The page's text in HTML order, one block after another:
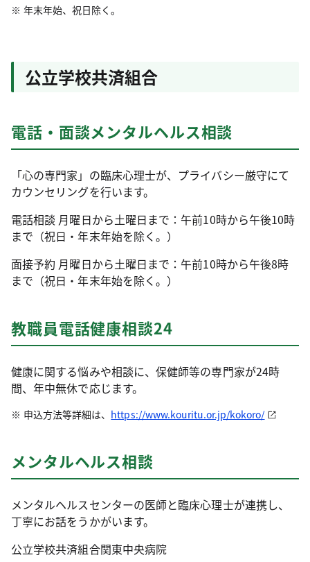
年末年始、祝日除く。
公立学校共済組合
電話・面談メンタルヘルス相談
「心の専門家」の臨床心理士が、プライバシー厳守にて
カウンセリングを行います。
電話相談 月曜日から土曜日まで：午前10時から午後10時
まで（祝日・年末年始を除く。）
面接予約 月曜日から土曜日まで：午前10時から午後8時
まで（祝日・年末年始を除く。）
教職員電話健康相談24
健康に関する悩みや相談に、保健師等の専門家が24時
間、年中無休で応じます。
申込方法等詳細は、 https://www.kouritu.or.jp/kokoro/
メンタルヘルス相談
メンタルヘルスセンターの医師と臨床心理士が連携し、
丁寧にお話をうかがいます。
公立学校共済組合関東中央病院